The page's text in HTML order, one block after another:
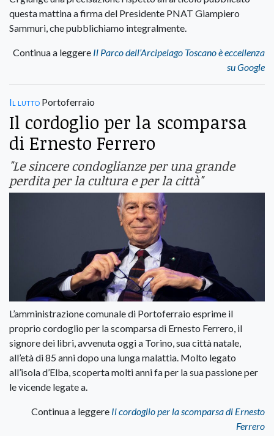
questa mattina a firma del Presidente PNAT Giampiero
Sammuri, che pubblichiamo integralmente.
Continua a leggere Il Parco dell’Arcipelago Toscano è eccellenza
su Google
Il lutto Portoferraio
Il cordoglio per la scomparsa
di Ernesto Ferrero
"Le sincere condoglianze per una grande
perdita per la cultura e per la città"
L’amministrazione comunale di Portoferraio esprime il
proprio cordoglio per la scomparsa di Ernesto Ferrero, il
signore dei libri, avvenuta oggi a Torino, sua città natale,
all’età di 85 anni dopo una lunga malattia. Molto legato
all’isola d’Elba, scoperta molti anni fa per la sua passione per
le vicende legate a.
Continua a leggere Il cordoglio per la scomparsa di Ernesto
Ferrero